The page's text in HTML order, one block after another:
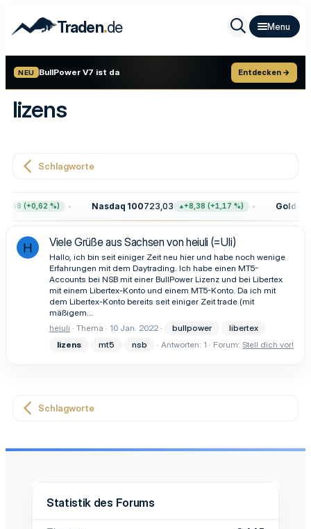
Traden.de
NEU BullPower V7 ist da Entdecken →
lizens
Schlagworte
(+0,62 %) Nasdaq 100723,03 +8,38 (+1,17 %) Gold
H Viele Grüße aus Sachsen von heiuli (=Uli)
Hallo, ich bin seit einiger Zeit neu hier und habe noch wenige
Erfahrungen mit dem Daytrading. Ich habe einen MT5-
Accounts bei NSB mit einer BullPower Lizenz und bei Libertex
mit einem Libertex-Konto und einem MT5-Konto. Da ich mit
dem Libertex-Konto bereits seit einiger Zeit trade (mit
mäßigem...
heiuli
Thema 10 Jan. 2022 bullpower
libertex
lizens
mt5 nsb Antworten: 1 Forum: Stell dich vor!
Schlagworte
Statistik des Forums